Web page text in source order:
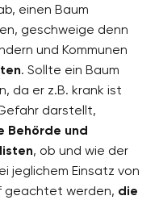
einen Baum
geschweige denn
und Kommunen
. Sollte ein Baum
da er z.B. krank ist
darstellt,
Behörde und
, ob und wie der
jeglichem Einsatz von
geachtet werden, die